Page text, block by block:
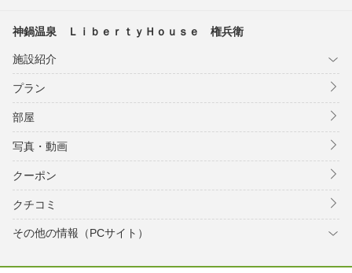
神鍋温泉 ＬｉｂｅｒｔｙＨｏｕｓｅ 権兵衛
施設紹介
プラン
部屋
写真・動画
クーポン
クチコミ
その他の情報（PCサイト）